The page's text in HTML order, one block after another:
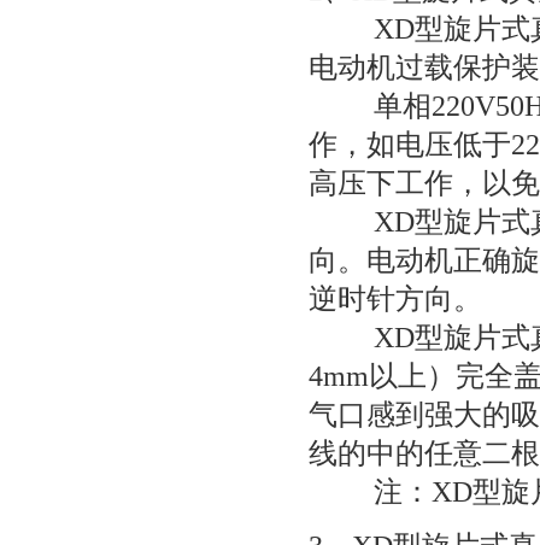
XD型旋片式
电动机过载保护
单相220V50HZ
作，如电压低于
高压下工作，以
XD型旋片式
向。电动机正确
逆时针方向。
XD型旋片式
4mm以上）完全
气口感到强大的
线的中的任意二
注： XD型旋